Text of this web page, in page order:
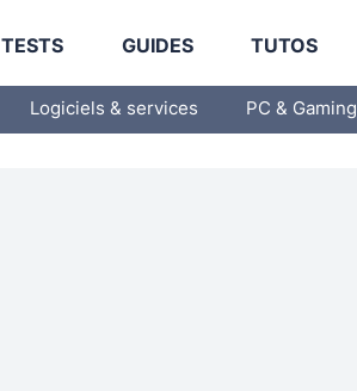
TESTS GUIDES TUTOS
Logiciels & services PC & Gaming